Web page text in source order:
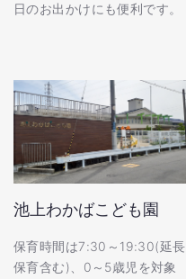
日のお出かけにも便利です。
池上わかばこども園
保育時間は7:30～19:30(延長
保育含む)、0～5歳児を対象